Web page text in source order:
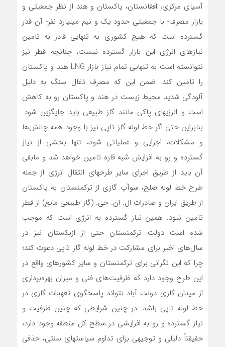
آسیای مرکزی، افغانستان، پاکستان و هند از نظر جمعیتی و
بازار مصرف- با جمعیتی حدود یک و نیم میلیارد نفر- آن قدر
گسترده است که هیچ کشوری به تنهایی قادر به تامین
نیازهای انرژی این بازار گسترده نیست، چنانچه قطر نیز
نتوانسته است به تنهایی تمام نیاز بازار LNG هند و پاکستان
را تامین کند. ضمن این که مصرف ذغال سنگ به دلیل
آلودگی شدید محیط زیست در هند و پاکستان رو به کاهش
است و انرژی­های پاکی مانند گاز طبیعی باید جایگزین شود.
بنابراین حتی اگر خط لوله گاز تاپی نیز با وجود همه چالش‌‌ها
و مشکلات، اجرایی و عملیاتی شود، تنها بخشی از نیاز
گسترده و رو به افزایش شبه قاره تامین خواهد شد و مابقی
آن باید از طریق اجرای سایر طرح­های انتقال انرژی از جمله
طرح خط لوله صلح، سوآپ گازی از ترکمنستان به پاکستان
از طریق ایران و صادرات ال. ان. جی. (گاز طبیعی مایع) از قطر
تامین شود. همین نیاز گسترده به انرژی است که موجب
شده است دولت ترکمنستان حتی از ازبکستان نیز در
سال‌‌های اخیر برای مشارکت در خط لوله گاز تاپی دعوت کند؛
چرا که این نگرانی برای ترکمنستان و سایر کشورهای واقع در
این طرح وجود دارد که ظرفیت‌‌های فنی و میزان بهره‌­برداری
از میدان گازی دولت ­آباد نتواند پاسخگوی تعهدات گازی در
خط لوله تاپی باشد. در چنین شرایطی که چنین ظرفیت و
نیاز گسترده و رو به افزایشی در سطح کل منطقه وجود دارد،
حقیقتاً دلیلی و توجیهی برای تداوم سیاست­های سنتی، حذفی